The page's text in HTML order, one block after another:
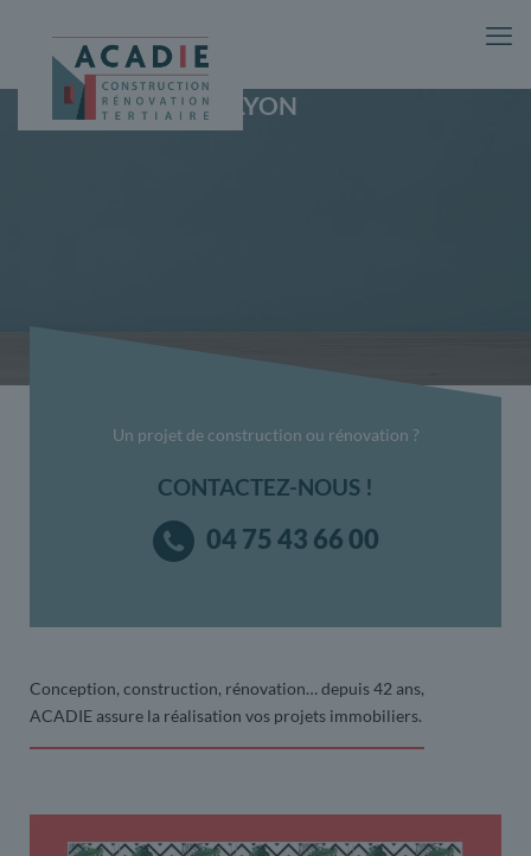
SALON VIVING À LYON
Conception, construction, rénovation… depuis 42 ans,
ACADIE assure la réalisation vos projets immobiliers.
CONTACTEZ-NOUS !
Un projet de construction ou rénovation ?
04 75 43 66 00